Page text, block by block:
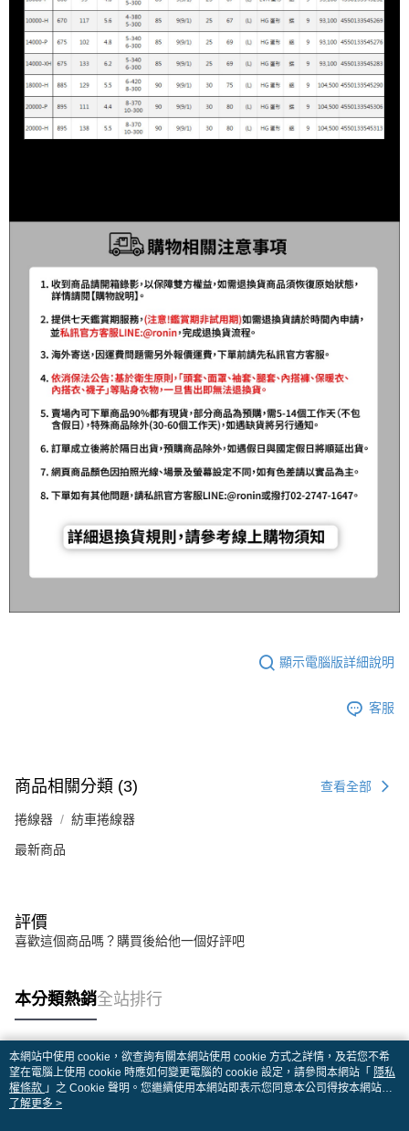
顯示電腦版詳細說明
客服
商品相關分類 (3) 查看全部
捲線器 紡車捲線器
最新商品
評價
喜歡這個商品嗎？購買後給他一個好評吧
本分類熱銷全站排行
熱門標籤
本網站中使用 cookie，欲查詢有關本網站使用 cookie 方式之詳情，及若您不希
望在電腦上使用 cookie 時應如何變更電腦的 cookie 設定，請參閱本網站「 隱私
權條款 」之 Cookie 聲明。您繼續使用本網站即表示您同意本公司得按本網站使
用條款之 Cookie 聲明使用 cookie。
了解更多 >